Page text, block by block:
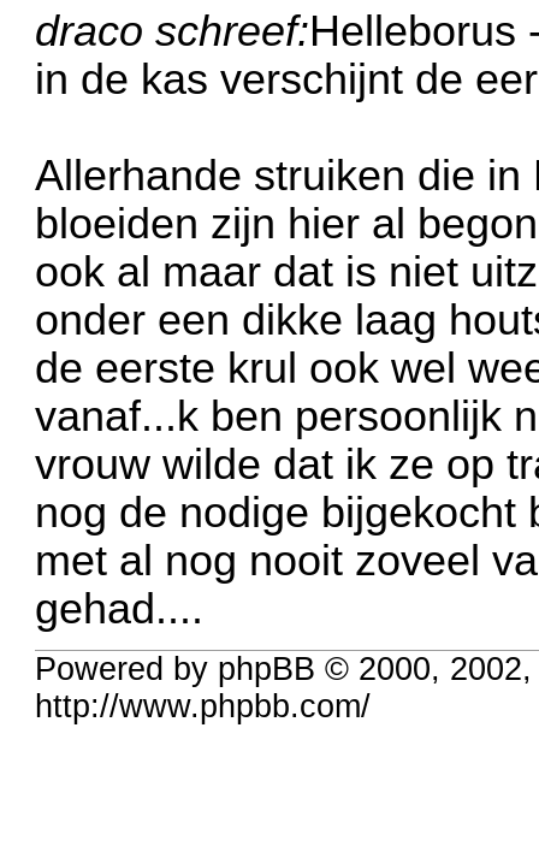
draco schreef:Helleborus
in de kas verschijnt de
Allerhande struiken die
bloeiden zijn hier al
ook al maar dat is niet
onder een dikke laag
de eerste krul ook wel
vanaf...k ben persoonlijk
vrouw wilde dat ik ze op
nog de nodige bijgekocht
met al nog nooit zoveel
gehad....
Powered by phpBB © 2000,
http://www.phpbb.com/